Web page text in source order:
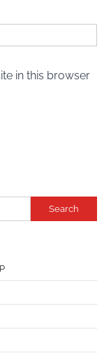
in this browser
Search